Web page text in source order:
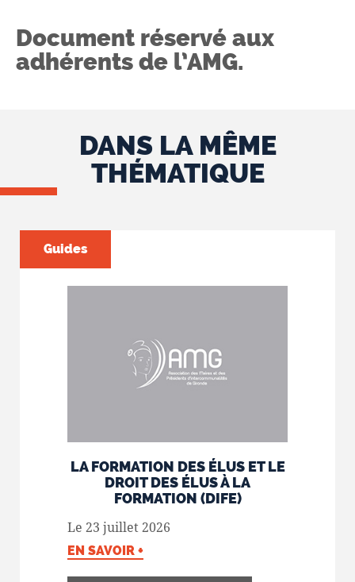
Document réservé aux
adhérents de l’AMG.
DANS LA MÊME
THÉMATIQUE
LA FORMATION DES ÉLUS ET LE
DROIT DES ÉLUS À LA
FORMATION (DIFE)
Le 23 juillet 2026
EN SAVOIR +
Guides